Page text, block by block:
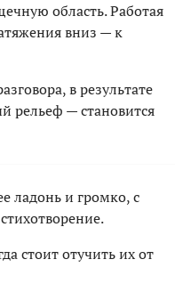
область. Работая
вниз — к
в результате
рельеф — становится
ладонь и громко, с
стоит отучить их от